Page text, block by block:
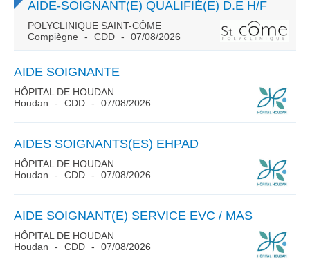
AIDE-SOIGNANT(E) QUALIFIÉ(E) D.E H/F
POLYCLINIQUE SAINT-CÔME
Compiègne
CDD 07/08/2026
AIDE SOIGNANTE
HÔPITAL DE HOUDAN
Houdan
CDD 07/08/2026
AIDES SOIGNANTS(ES) EHPAD
HÔPITAL DE HOUDAN
Houdan
CDD 07/08/2026
AIDE SOIGNANT(E) SERVICE EVC / MAS
HÔPITAL DE HOUDAN
Houdan
CDD 07/08/2026